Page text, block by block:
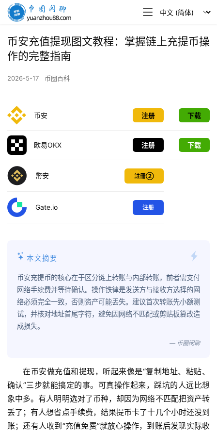
币
闲
聊
币安充值提现图文教程：掌握链上充提币操
作的完整指南
2026-5-17 币圈百科
币安 注册 下载
欧易OKX 注册 下载
幣安 註冊②
Gate.io 注册
本文摘要
币安充提币的核心在于区分链上转账与内部转账，前者需支付
网络手续费并等待确认。操作铁律是发送方与接收方选择的网
络必须完全一致，否则资产可能丢失。建议首次转账先小额测
试，并核对地址首尾字符，避免因网络不匹配或剪贴板篡改造
成损失。
— 币圈闲聊
在币安做充值和提现，听起来像是“复制地址、粘贴、
确认”三步就能搞定的事。可真操作起来，踩坑的人远比想
象中多。有人明明选对了币种，却因为网络不匹配把资产转
丢了；有人想省点手续费，结果提币卡了十几个小时还没到
账；还有人收到“充值免费”就放心操作，到账后发现实际收